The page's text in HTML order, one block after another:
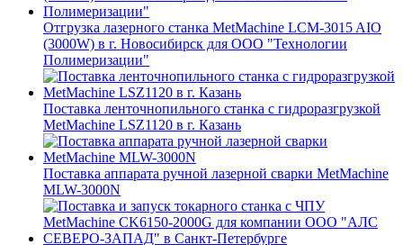
Отгрузка лазерного станка MetMachine LCM-3015 AIO
(3000W) в г. Новосибирск для ООО "Технологии
Полимеризации"
Поставка ленточнопильного станка c гидроразгрузкой
MetMachine LSZ1120 в г. Казань
Поставка аппарата ручной лазерной сварки MetMachine
MLW-3000N